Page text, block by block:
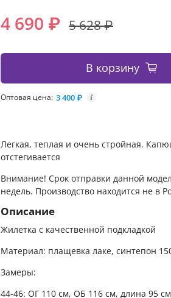
4 690 ₽ 5 628 ₽
В корзину
Оптовая цена: 3 400 ₽ i
Легкая, теплая и очень стройная.
отстегивается
Внимание! Срок отправки данной
недель. Производство находится не в
Описание
Жилетка с качественной подкладкой
Материал: плащевка лаке, синтепон
Замеры:
44-46: ОГ 110 см, ОБ 116 см, длина 95 см